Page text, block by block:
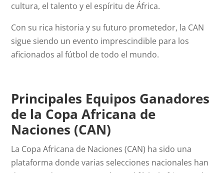
cultura, el talento y el espíritu de África.
Con su rica historia y su futuro prometedor, la CAN
sigue siendo un evento imprescindible para los
aficionados al fútbol de todo el mundo.
Principales Equipos Ganadores
de la Copa Africana de
Naciones (CAN)
La Copa Africana de Naciones (CAN) ha sido una
plataforma donde varias selecciones nacionales han